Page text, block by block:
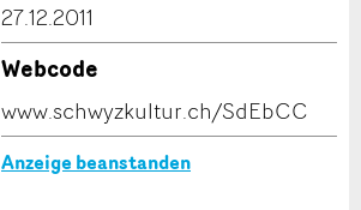
27.12.2011
Webcode
www.schwyzkultur.ch/SdEbCC
Anzeige beanstanden